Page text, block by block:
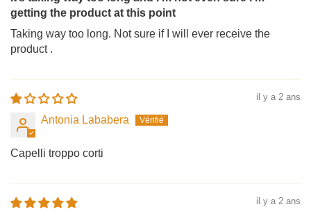
getting the product at this point
Taking way too long. Not sure if I will ever receive the
product .
il y a 2 ans
Antonia Lababera
Capelli troppo corti
il y a 2 ans